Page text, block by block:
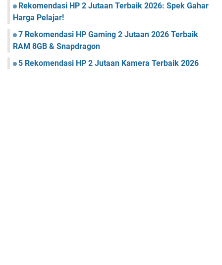
Rekomendasi HP 2 Jutaan Terbaik 2026: Spek Gahar
Harga Pelajar!
7 Rekomendasi HP Gaming 2 Jutaan 2026 Terbaik
RAM 8GB & Snapdragon
5 Rekomendasi HP 2 Jutaan Kamera Terbaik 2026